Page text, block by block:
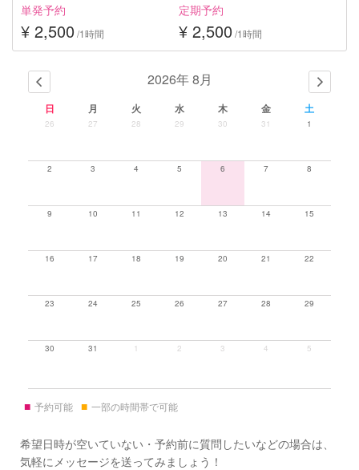
単発予約
¥ 2,500 /1時間
定期予約
¥ 2,500 /1時間
2026年 8月
日 月 火 水 木 金 土
26 27 28 29 30 31 1
2 3 4 5 6 7 8
9 10 11 12 13 14 15
16 17 18 19 20 21 22
23 24 25 26 27 28 29
30 31 1 2 3 4 5
■ 予約可能 ■ 一部の時間帯で可能
希望日時が空いていない・予約前に質問したいなどの場合は、
気軽にメッセージを送ってみましょう！